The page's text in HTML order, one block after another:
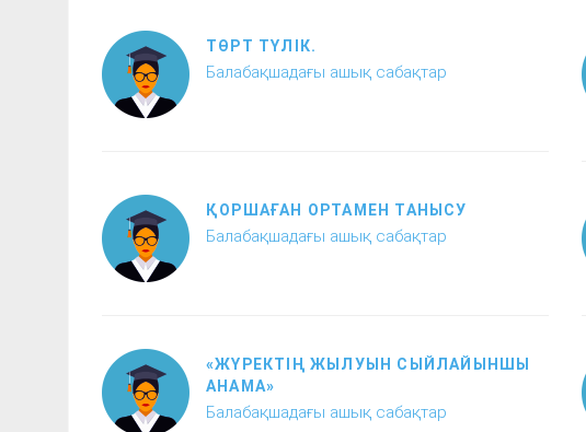
ТӨРТ ТҮЛІК.
Балабақшадағы ашық сабақтар
ҚОРШАҒАН ОРТАМЕН ТАНЫСУ
Балабақшадағы ашық сабақтар
«ЖҮРЕКТІҢ ЖЫЛУЫН СЫЙЛАЙЫНШЫ
АНАМА»
Балабақшадағы ашық сабақтар